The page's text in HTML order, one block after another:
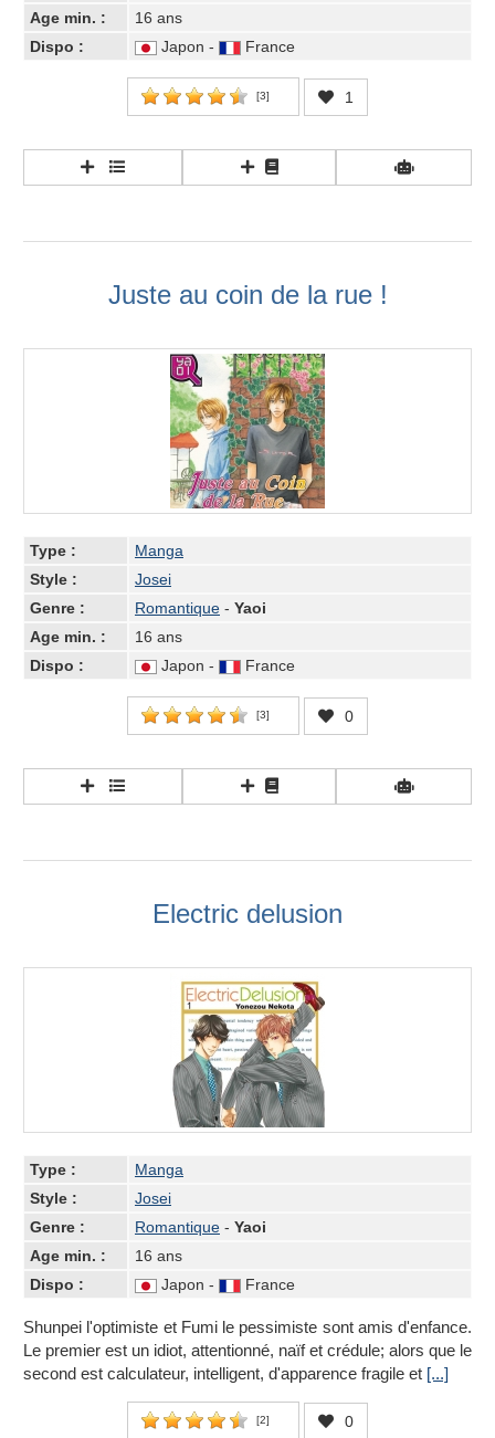
Age min. :
16 ans
Dispo :
Japon - France
[3] 1
Juste au coin de la rue !
Type :
Manga
Style :
Josei
Genre :
Romantique - Yaoi
Age min. :
16 ans
Dispo :
Japon - France
[3] 0
Electric delusion
Type :
Manga
Style :
Josei
Genre :
Romantique - Yaoi
Age min. :
16 ans
Dispo :
Japon - France
Shunpei l'optimiste et Fumi le pessimiste sont amis d'enfance.
Le premier est un idiot, attentionné, naïf et crédule; alors que le
second est calculateur, intelligent, d'apparence fragile et [...]
[2] 0